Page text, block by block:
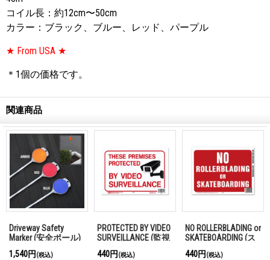
コイル長：約12cm〜50cm
カラー：ブラック、ブルー、レッド、パープル
★ From USA ★
＊1個の価格です。
関連商品
Driveway Safety
Marker (安全ポール)
1,540円 (税込)
PROTECTED BY VIDEO
SURVEILLANCE (監視
440円 (税込)
NO ROLLERBLADING or
SKATEBOARDING (ス
440円 (税込)